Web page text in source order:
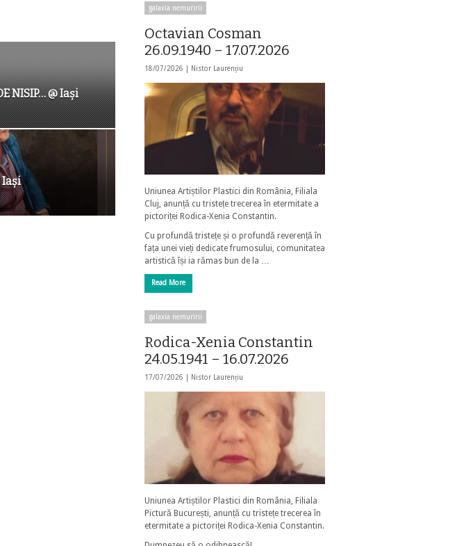
NISIP… @ Iași
Iași
galaxia nemuririi
Octavian Cosman
26.09.1940 – 17.07.2026
18/07/2026 | Nistor Laurențiu
Uniunea Artiștilor Plastici din România, Filiala
Cluj, anunță cu tristețe trecerea în etermitate a
pictoriței Rodica-Xenia Constantin.
Cu profundă tristețe și o profundă reverență în
fața unei vieți dedicate frumosului, comunitatea
artistică își ia rămas bun de la …
Read More
galaxia nemuririi
Rodica-Xenia Constantin
24.05.1941 – 16.07.2026
17/07/2026 | Nistor Laurențiu
Uniunea Artiștilor Plastici din România, Filiala
Pictură București, anunță cu tristețe trecerea în
etermitate a pictoriței Rodica-Xenia Constantin.